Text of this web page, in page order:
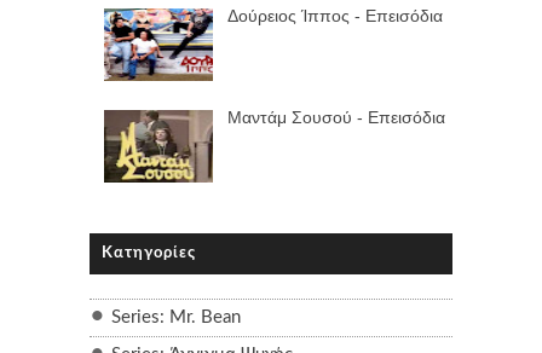
Δούρειος Ίππος - Επεισόδια
Μαντάμ Σουσού - Επεισόδια
Κατηγορίες
Series: Mr. Bean